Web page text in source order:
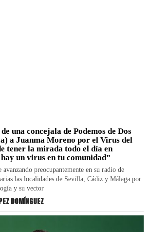
una concejala de Podemos de Dos
a Juanma Moreno por el Virus del
tener la mirada todo el día en
un virus en tu comunidad”
preocupantemente en su radio de
las localidades de Sevilla, Cádiz y Málaga por
y su vector
DOMÍNGUEZ